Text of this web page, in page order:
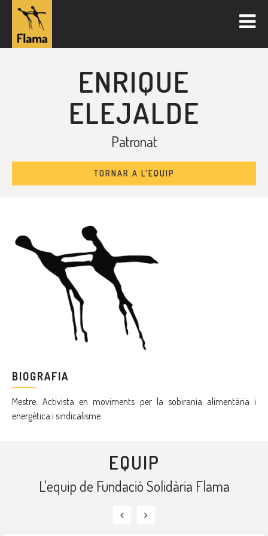
ENRIQUE
ELEJALDE
Patronat
TORNAR A L'EQUIP
BIOGRAFIA
Mestre. Activista en moviments per la sobirania alimentària i
energètica i sindicalisme.
EQUIP
L'equip de Fundació Solidària Flama